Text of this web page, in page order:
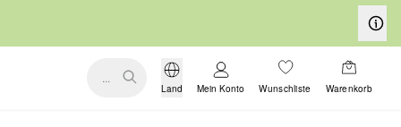
...
Land Mein Konto Wunschliste Warenkorb